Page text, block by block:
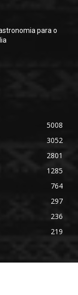
para o
5008
3052
2801
1285
764
297
236
219